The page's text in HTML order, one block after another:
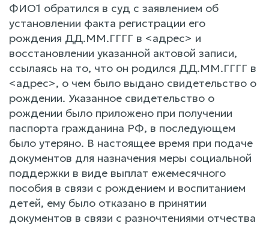
ФИО1 обратился в суд с заявлением об
установлении факта регистрации его
рождения ДД.ММ.ГГГГ в <адрес> и
восстановлении указанной актовой записи,
ссылаясь на то, что он родился ДД.ММ.ГГГГ в
<адрес>, о чем было выдано свидетельство о
рождении. Указанное свидетельство о
рождении было приложено при получении
паспорта гражданина РФ, в последующем
было утеряно. В настоящее время при подаче
документов для назначения меры социальной
поддержки в виде выплат ежемесячного
пособия в связи с рождением и воспитанием
детей, ему было отказано в принятии
документов в связи с разночтениями отчества